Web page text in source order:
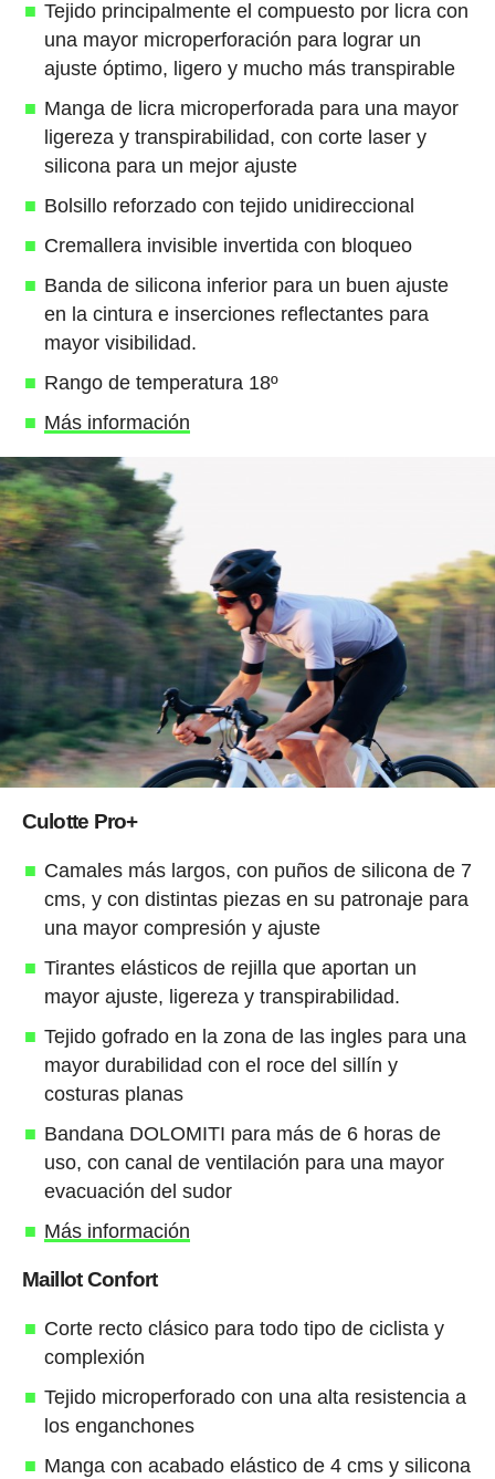
Tejido principalmente el compuesto por licra con
una mayor microperforación para lograr un
ajuste óptimo, ligero y mucho más transpirable
Manga de licra microperforada para una mayor
ligereza y transpirabilidad, con corte laser y
silicona para un mejor ajuste
Bolsillo reforzado con tejido unidireccional
Cremallera invisible invertida con bloqueo
Banda de silicona inferior para un buen ajuste
en la cintura e inserciones reflectantes para
mayor visibilidad.
Rango de temperatura 18º
Más información
Culotte Pro+
Camales más largos, con puños de silicona de 7
cms, y con distintas piezas en su patronaje para
una mayor compresión y ajuste
Tirantes elásticos de rejilla que aportan un
mayor ajuste, ligereza y transpirabilidad.
Tejido gofrado en la zona de las ingles para una
mayor durabilidad con el roce del sillín y
costuras planas
Bandana DOLOMITI para más de 6 horas de
uso, con canal de ventilación para una mayor
evacuación del sudor
Más información
Maillot Confort
Corte recto clásico para todo tipo de ciclista y
complexión
Tejido microperforado con una alta resistencia a
los enganchones
Manga con acabado elástico de 4 cms y silicona